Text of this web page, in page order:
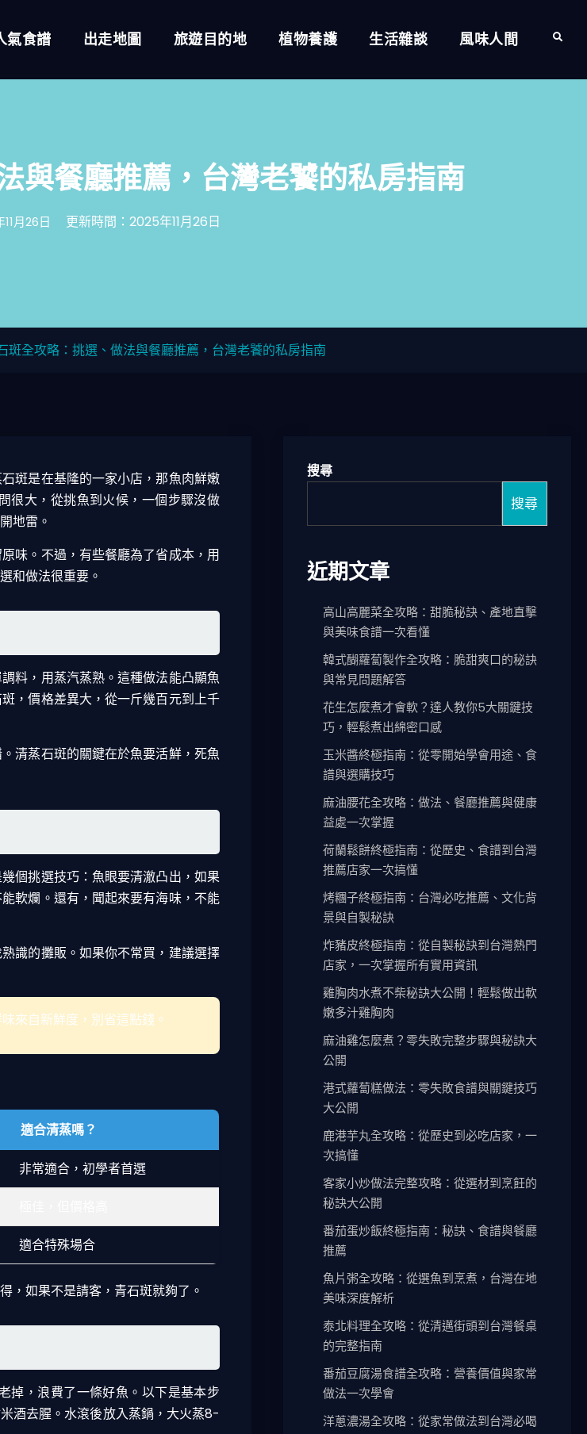
氣食譜 出走地圖 旅遊目的地 植物養護 生活雜談 風味人間 Search
與餐廳推薦，台灣老饕的私房指南
月26日 更新時間：2025年11月26日
斑全攻略：挑選、做法與餐廳推薦，台灣老饕的私房指南
斑是在基隆的一家小店，那魚肉鮮嫩
很大，從挑魚到火候，一個步驟沒做
地雷。
味。不過，有些餐廳為了省成本，用
和做法很重要。
料，用蒸汽蒸熟。這種做法能凸顯魚
，價格差異大，從一斤幾百元到上千
清蒸石斑的關鍵在於魚要活鮮，死魚
個挑選技巧：魚眼要清澈凸出，如果
軟爛。還有，聞起來要有海味，不能
識的攤販。如果你不常買，建議選擇
來自新鮮度，別省這點錢。
適合清蒸嗎？
非常適合，初學者首選
適合特殊場合
，如果不是請客，青石斑就夠了。
掉，浪費了一條好魚。以下是基本步
酒去腥。水滾後放入蒸鍋，大火蒸8-
搜尋
搜尋
近期文章
高山高麗菜全攻略：甜脆秘訣、產地直擊
與美味食譜一次看懂
韓式醐蘿蔔製作全攻略：脆甜爽口的秘訣
與常見問題解答
花生怎麼煮才會軟？達人教你5大關鍵技
巧，輕鬆煮出綿密口感
玉米醬終極指南：從零開始學會用途、食
譜與選購技巧
麻油腰花全攻略：做法、餐廳推薦與健康
益處一次掌握
荷蘭鬆餅終極指南：從歷史、食譜到台灣
推薦店家一次搞懂
烤糰子終極指南：台灣必吃推薦、文化背
景與自製秘訣
炸豬皮終極指南：從自製秘訣到台灣熱門
店家，一次掌握所有實用資訊
雞胸肉水煮不柴秘訣大公開！輕鬆做出軟
嫩多汁雞胸肉
麻油雞怎麼煮？零失敗完整步驟與秘訣大
公開
港式蘿蔔糕做法：零失敗食譜與關鍵技巧
大公開
鹿港芋丸全攻略：從歷史到必吃店家，一
次搞懂
客家小炒做法完整攻略：從選材到烹飪的
秘訣大公開
番茄蛋炒飯終極指南：秘訣、食譜與餐廳
推薦
魚片粥全攻略：從選魚到烹煮，台灣在地
美味深度解析
泰北料理全攻略：從清邁街頭到台灣餐桌
的完整指南
番茄豆腐湯食譜全攻略：營養價值與家常
做法一次學會
洋蔥濃湯全攻略：從家常做法到台灣必喝